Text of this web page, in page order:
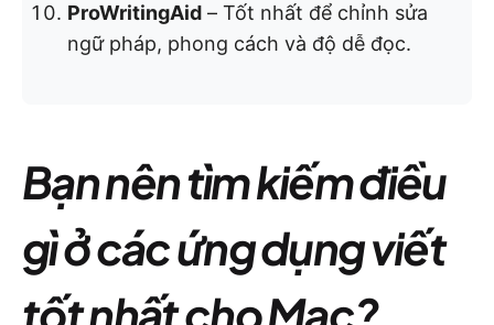
ProWritingAid – Tốt nhất để chỉnh sửa
ngữ pháp, phong cách và độ dễ đọc.
Bạn nên tìm kiếm điều
gì ở các ứng dụng viết
tốt nhất cho Mac?